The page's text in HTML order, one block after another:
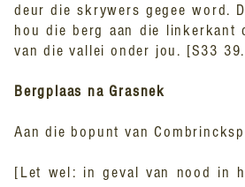
deur die skrywers gegee word.
hou die berg aan die linkerkant
van die vallei onder jou. [S33
Bergplaas na Grasnek
Aan die bopunt van
[Let wel: in geval van nood in